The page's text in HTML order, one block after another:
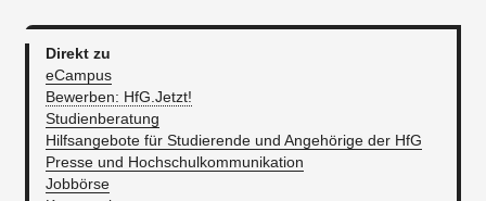
Features & News
Kalender
Direkt zu
eCampus
Bewerben: HfG.Jetzt!
Studienberatung
Hilfsangebote für Studierende und Angehörige der HfG
Presse und Hochschulkommunikation
Jobbörse